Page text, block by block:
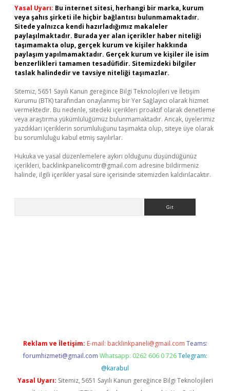
Yasal Uyarı: Bu internet sitesi, herhangi bir marka, kurum
veya şahıs şirketi ile hiçbir bağlantısı bulunmamaktadır.
Sitede yalnızca kendi hazırladığımız makaleler
paylaşılmaktadır. Burada yer alan içerikler haber niteliği
taşımamakta olup, gerçek kurum ve kişiler hakkında
paylaşım yapılmamaktadır. Gerçek kurum ve kişiler ile isim
benzerlikleri tamamen tesadüfidir. Sitemizdeki bilgiler
taslak halindedir ve tavsiye niteliği taşımazlar.
Sitemiz, 5651 Sayılı Kanun gereğince Bilgi Teknolojileri ve İletişim
Kurumu (BTK) tarafından onaylanmış bir Yer Sağlayıcı olarak hizmet
vermektedir. Bu nedenle, sitedeki içerikleri proaktif olarak denetleme
veya araştırma yükümlülüğümüz bulunmamaktadır. Ancak, üyelerimiz
yazdıkları içeriklerin sorumluluğunu taşımakta olup, siteye üye olarak
bu sorumluluğu kabul etmiş sayılırlar.
Hukuka ve yasal düzenlemelere aykırı olduğunu düşündüğünüz
içerikleri, backlinkpanelicomtr@gmail.com adresine bildirmeniz
halinde, ilgili içerikler yasal süre içerisinde sitemizden kaldırılacaktır.
Reklam ve İletişim: E-mail: backlinkpaneli@gmail.com Teams:
forumhizmeti@gmail.com Whatsapp: 0262 606 0 726 Telegram:
@karabul
Yasal Uyarı: Sitemiz, 5651 Sayılı Kanun gereğince Bilgi Teknolojileri